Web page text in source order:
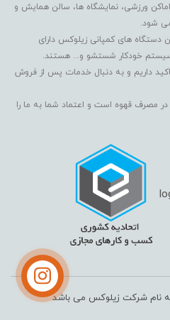
اماکن ورزشی، نمایشگاه ها، سالن همایش و
می شود.
دستگاه های کمپانی زیلوکس دارای
سیستم خودکار شستشو و... هستند.
داریم و به دنبال خدمات پس از فروش
مصرف قهوه است و اعتماد شما به ما را
نام شرکت زیلوکس می باشد